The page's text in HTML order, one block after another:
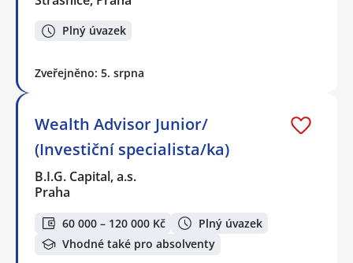
Plný úvazek
Zveřejněno: 5. srpna
Wealth Advisor Junior/
(Investiční specialista/ka)
B.I.G. Capital, a.s.
Praha
60 000 – 120 000 Kč
Plný úvazek
Vhodné také pro absolventy